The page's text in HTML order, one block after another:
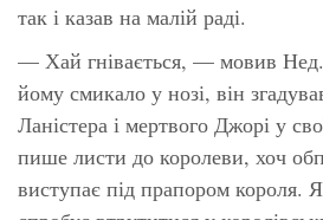
так і казав на малій раді.
— Хай гнівається, — мовив
йому смикало у нозі, він
Ланістера і мертвого Джорі у
пише листи до королеви, хоч
виступає під прапором короля.